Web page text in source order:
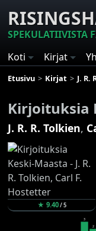
SPEKULATIIVISTA
Koti
Kirjat
Etusivu Kirjat J. R.
Kirjoituksia
J. R. R. Tolkien,
★ 9.40/5
3
2